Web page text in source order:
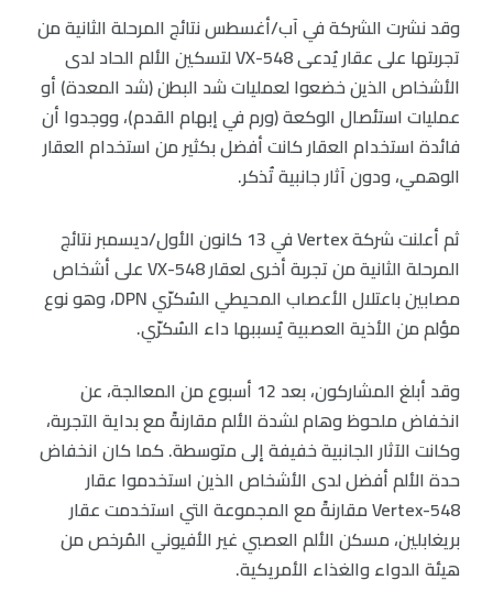
وقد نشرت الشركة في آب/أغسطس نتائج المرحلة الثانية من
تجربتها على عقار يُدعى VX-548 لتسكين الألم الحاد لدى
الأشخاص الذين خضعوا لعمليات شد البطن (شد المعدة) أو
عمليات استئصال الوكعة (ورم في إبهام القدم)، ووجدوا أن
فائدة استخدام العقار كانت أفضل بكثير من استخدام العقار
الوهمي، ودون آثار جانبية تُذكر.
ثم أعلنت شركة Vertex في 13 كانون الأول/ديسمبر نتائج
المرحلة الثانية من تجربة أخرى لعقار VX-548 على أشخاص
مصابين باعتلال الأعصاب المحيطي السُكرّي DPN، وهو نوع
مؤلم من الأذية العصبية يُسببها داء السُكرّي.
وقد أبلغ المشاركون، بعد 12 أسبوع من المعالجة، عن
انخفاض ملحوظ وهام لشدة الألم مقارنةً مع بداية التجربة،
وكانت الآثار الجانبية خفيفة إلى متوسطة. كما كان انخفاض
حدة الألم أفضل لدى الأشخاص الذين استخدموا عقار
Vertex-548 مقارنةً مع المجموعة التي استخدمت عقار
بريغابلين، مسكن الألم العصبي غير الأفيوني المُرخص من
هيئة الدواء والغذاء الأمريكية.